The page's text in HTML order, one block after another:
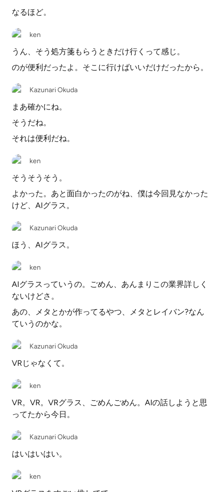
なるほど。
ken
うん、そう処方箋もらうときだけ行くって感じ。
のが便利だったよ。そこに行けばいいだけだったから。
Kazunari Okuda
まあ確かにね。
そうだね。
それは便利だね。
ken
そうそうそう。
よかった。あと面白かったのがね、僕は今回見なかった
けど、AIグラス。
Kazunari Okuda
ほう、AIグラス。
ken
AIグラスっていうの。ごめん、あんまりこの業界詳しく
ないけどさ。
あの、メタとかが作ってるやつ、メタとレイバン?なん
ていうのかな。
Kazunari Okuda
VRじゃなくて。
ken
VR。VR。VRグラス、ごめんごめん。AIの話しようと思
ってたから今日。
Kazunari Okuda
はいはいはい。
ken